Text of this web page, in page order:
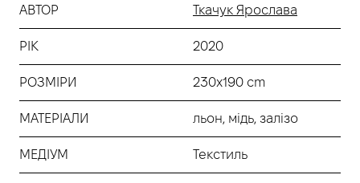
АВТОР Ткачук Ярослава
РІК 2020
РОЗМІРИ 230x190 cm
МАТЕРІАЛИ льон, мідь, залізо
МЕДІУМ Текстиль